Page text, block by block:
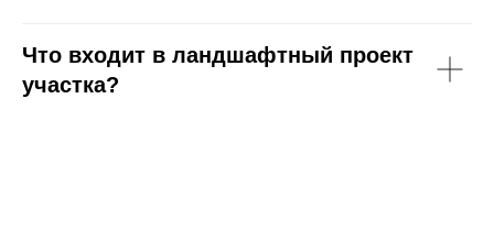
Что входит в ландшафтный проект
участка?